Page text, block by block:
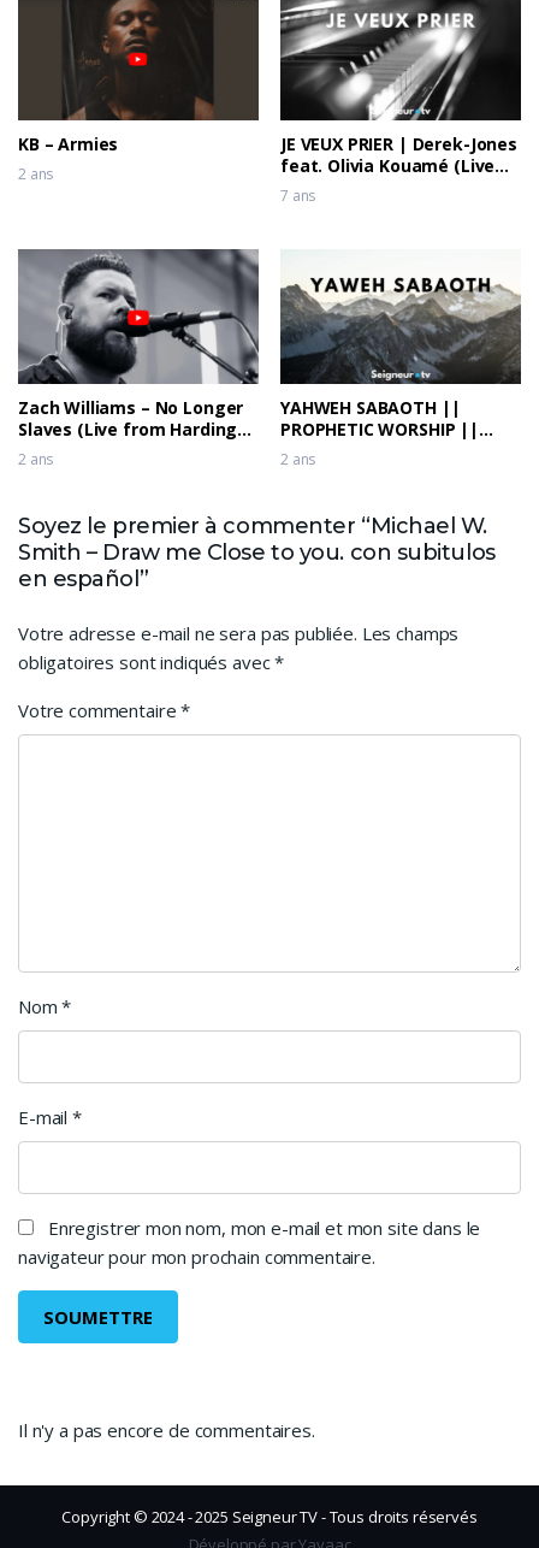
KB – Armies
2 ans
JE VEUX PRIER | Derek-Jones
feat. Olivia Kouamé (Live
recording)
7 ans
Zach Williams – No Longer
Slaves (Live from Harding
Prison)
2 ans
YAHWEH SABAOTH ||
PROPHETIC WORSHIP ||
Theophilus Sunday, Dunsin
2 ans
Soyez le premier à commenter “Michael W.
Smith – Draw me Close to you. con subitulos
en español”
Votre adresse e-mail ne sera pas publiée. Les champs
obligatoires sont indiqués avec*
Votre commentaire*
Nom*
E-mail *
Enregistrer mon nom, mon e-mail et mon site dans le
navigateur pour mon prochain commentaire.
Il n'y a pas encore de commentaires.
Copyright © 2024 - 2025 Seigneur TV - Tous droits réservés